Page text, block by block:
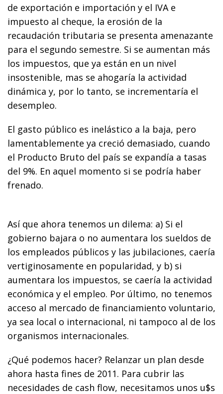
de exportación e importación y el IVA e
impuesto al cheque, la erosión de la
recaudación tributaria se presenta amenazante
para el segundo semestre. Si se aumentan más
los impuestos, que ya están en un nivel
insostenible, mas se ahogaría la actividad
dinámica y, por lo tanto, se incrementaría el
desempleo.
El gasto público es inelástico a la baja, pero
lamentablemente ya creció demasiado, cuando
el Producto Bruto del país se expandía a tasas
del 9%. En aquel momento si se podría haber
frenado.
Así que ahora tenemos un dilema: a) Si el
gobierno bajara o no aumentara los sueldos de
los empleados públicos y las jubilaciones, caería
vertiginosamente en popularidad, y b) si
aumentara los impuestos, se caería la actividad
económica y el empleo. Por último, no tenemos
acceso al mercado de financiamiento voluntario,
ya sea local o internacional, ni tampoco al de los
organismos internacionales.
¿Qué podemos hacer? Relanzar un plan desde
ahora hasta fines de 2011. Para cubrir las
necesidades de cash flow, necesitamos unos u$s